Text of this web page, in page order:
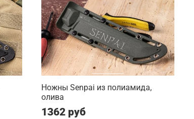
Ножны Senpai из полиамида,
олива
1362 руб